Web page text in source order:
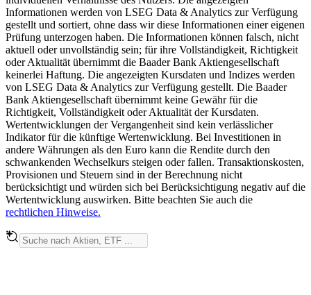
Informationen werden von LSEG Data & Analytics zur Verfügung
gestellt und sortiert, ohne dass wir diese Informationen einer eigenen
Prüfung unterzogen haben. Die Informationen können falsch, nicht
aktuell oder unvollständig sein; für ihre Vollständigkeit, Richtigkeit
oder Aktualität übernimmt die Baader Bank Aktiengesellschaft
keinerlei Haftung. Die angezeigten Kursdaten und Indizes werden
von LSEG Data & Analytics zur Verfügung gestellt. Die Baader
Bank Aktiengesellschaft übernimmt keine Gewähr für die
Richtigkeit, Vollständigkeit oder Aktualität der Kursdaten.
Wertentwicklungen der Vergangenheit sind kein verlässlicher
Indikator für die künftige Wertenwicklung. Bei Investitionen in
andere Währungen als den Euro kann die Rendite durch den
schwankenden Wechselkurs steigen oder fallen. Transaktionskosten,
Provisionen und Steuern sind in der Berechnung nicht
berücksichtigt und würden sich bei Berücksichtigung negativ auf die
Wertentwicklung auswirken. Bitte beachten Sie auch die
rechtlichen Hinweise.